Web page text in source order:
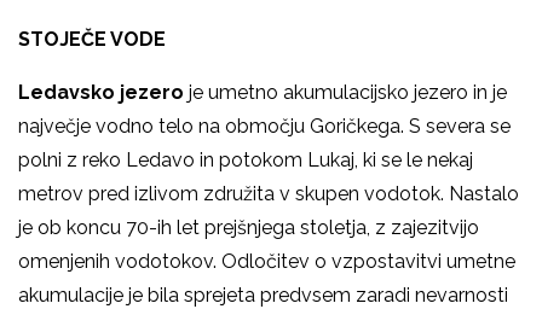
STOJEČE VODE
Ledavsko jezero je umetno akumulacijsko jezero in je
največje vodno telo na območju Goričkega. S severa se
polni z reko Ledavo in potokom Lukaj, ki se le nekaj
metrov pred izlivom združita v skupen vodotok. Nastalo
je ob koncu 70-ih let prejšnjega stoletja, z zajezitvijo
omenjenih vodotokov. Odločitev o vzpostavitvi umetne
akumulacije je bila sprejeta predvsem zaradi nevarnosti